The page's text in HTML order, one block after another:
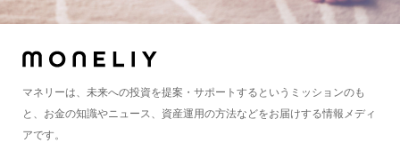
マネリーは、未来への投資を提案・サポートするというミッションのも
と、お金の知識やニュース、資産運用の方法などをお届けする情報メディ
アです。